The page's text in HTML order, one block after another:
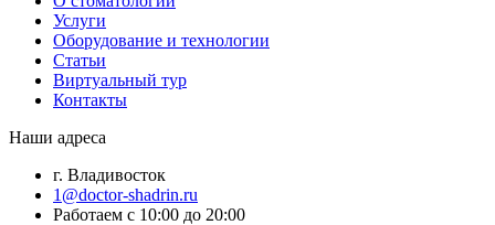
Услуги
Оборудование и технологии
Статьи
Виртуальный тур
Контакты
Наши адреса
г. Владивосток
1@doctor-shadrin.ru
Работаем с 10:00 до 20:00